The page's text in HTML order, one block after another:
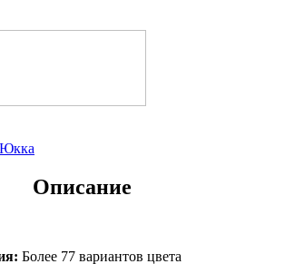
Юкка
Описание
Более 77 вариантов цвета